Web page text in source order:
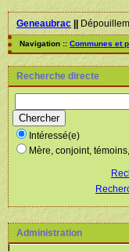
Geneaubrac||
Navigation :: Communes et
Recherche directe
Intéressé(e)
Mère, conjoint,
Administration